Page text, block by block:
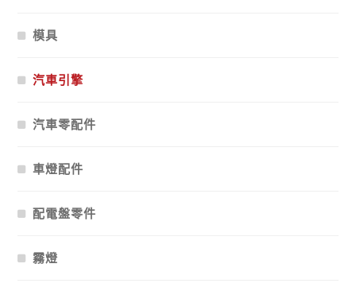
模具
汽車引擎
汽車零配件
車燈配件
配電盤零件
霧燈